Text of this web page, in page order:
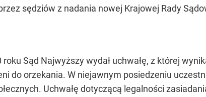
sędziów z nadania nowej Krajowej Rady
Sąd Najwyższy wydał uchwałę, z której
do orzekania. W niejawnym posiedzeniu
Uchwałę dotyczącą legalności